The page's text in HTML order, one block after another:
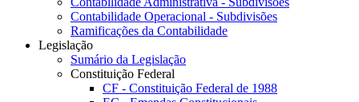
Contabilidade Operacional - Subdivisões
Ramificações da Contabilidade
Legislação
Sumário da Legislação
Constituição Federal
CF - Constituição Federal de 1988